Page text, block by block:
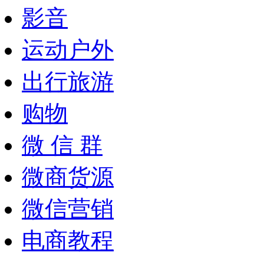
影音
运动户外
出行旅游
购物
微 信 群
微商货源
微信营销
电商教程